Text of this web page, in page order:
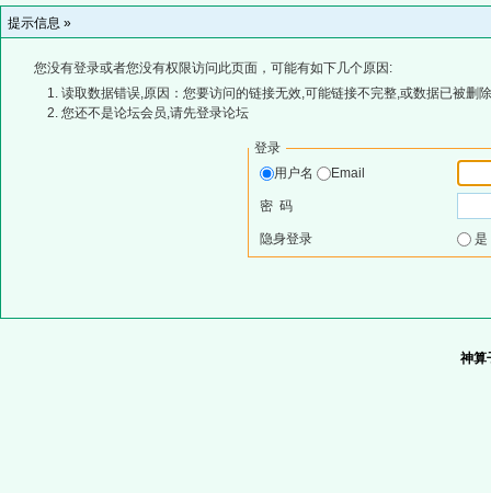
提示信息 »
您没有登录或者您没有权限访问此页面，可能有如下几个原因:
读取数据错误,原因：您要访问的链接无效,可能链接不完整,或数据已被删
您还不是论坛会员,请先登录论坛
登录
用户名
Email
密 码
隐身登录
神算